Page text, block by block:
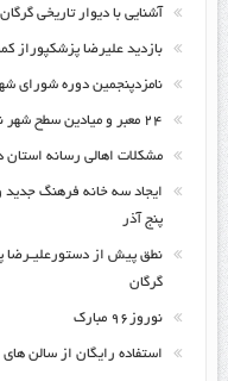
آشنایی با دیوار تاریخی گرگان
بازدید علیرضا پزشکپوراز
نامزدپنجمین دوره شورای
۲۴ معبر و میادین سطح شهر نامگذاری جدید شد
مشکلات اهالی رسانه
پنج آذر
نطق پیش از دستورعلیـرضا
گرگان
نوروز۹۶ مبارک
استفاده رایگان از سالن